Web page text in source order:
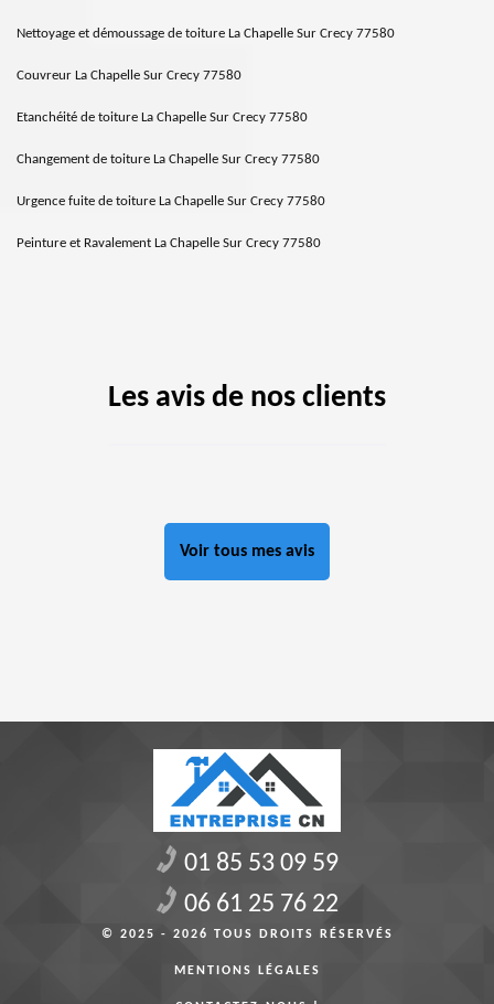
Nettoyage et démoussage de toiture La Chapelle Sur Crecy 77580
Couvreur La Chapelle Sur Crecy 77580
Etanchéité de toiture La Chapelle Sur Crecy 77580
Changement de toiture La Chapelle Sur Crecy 77580
Urgence fuite de toiture La Chapelle Sur Crecy 77580
Peinture et Ravalement La Chapelle Sur Crecy 77580
Les avis de nos clients
Voir tous mes avis
01 85 53 09 59
06 61 25 76 22
© 2025 - 2026 TOUS DROITS RÉSERVÉS
MENTIONS LÉGALES